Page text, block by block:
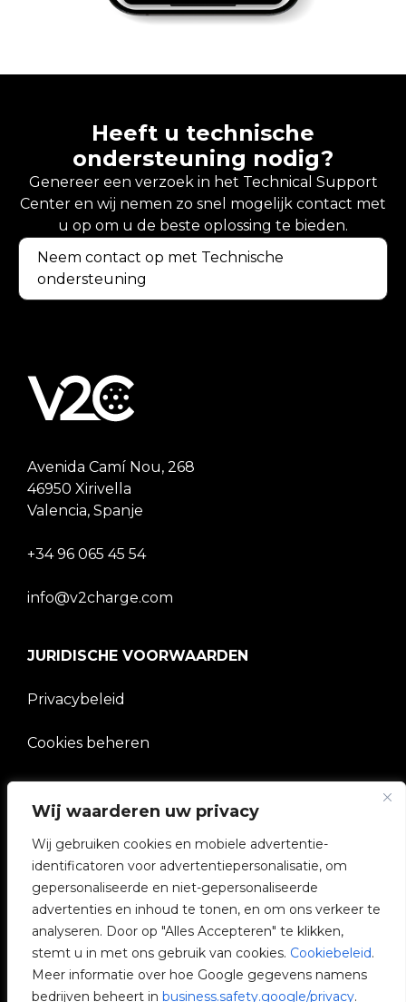
Wij waarderen uw privacy
Wij gebruiken cookies en mobiele advertentie-
identificatoren voor advertentiepersonalisatie, om
gepersonaliseerde en niet-gepersonaliseerde
advertenties en inhoud te tonen, en om ons verkeer te
analyseren. Door op "Alles Accepteren" te klikken,
stemt u in met ons gebruik van cookies. Cookiebeleid.
Meer informatie over hoe Google gegevens namens
bedrijven beheert in business.safety.google/privacy.
Heeft u technische
ondersteuning nodig?
Genereer een verzoek in het Technical Support
Center en wij nemen zo snel mogelijk contact met
u op om u de beste oplossing te bieden.
Neem contact op met Technische
ondersteuning
Avenida Camí Nou, 268
46950 Xirivella
Valencia, Spanje
+34 96 065 45 54
info@v2charge.com
JURIDISCHE VOORWAARDEN
Privacybeleid
Cookies beheren
BEDRIJF
V2C Gemeenschap
e-Chargers
V2C Cloud
V2C Payments